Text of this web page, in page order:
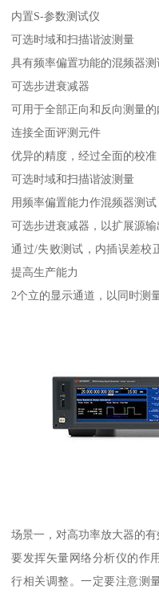
内置S-参数测试仪
可选时域和扫描谐波测量
具有频率偏置功能的混频器测
可选步进衰减器
可用于全部正向和反向测量
连接全面评测元件
优异的精度，经过全面的校准
可选时域和扫描谐波测量
用频率偏置能力作混频器测试
可选步进衰减器，以扩展源输
通过/失败测试，内插误差校
提高生产能力
2个立的显示通道，以同时测
场景一，对高功率放大器的
要发挥矢量网络分析仪的作
行相关调整。一定要注意测